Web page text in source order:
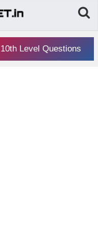
10th Level Questions